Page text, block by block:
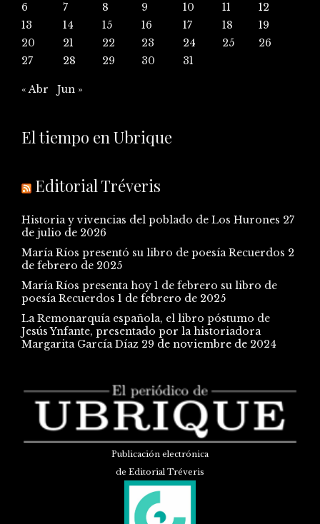
6
7 8 9 10 11
12
13
14 15 16 17 18
19
20
21 22 23 24 25
26
27
28 29 30 31
« Abr Jun »
El tiempo en Ubrique
Editorial Tréveris
Historia y vivencias del poblado de Los Hurones 27
de julio de 2026
María Ríos presentó su libro de poesía Recuerdos 2
de febrero de 2025
María Ríos presenta hoy 1 de febrero su libro de
poesía Recuerdos 1 de febrero de 2025
La Remonarquía española, el libro póstumo de
Jesús Ynfante, presentado por la historiadora
Margarita García Díaz 29 de noviembre de 2024
Publicación electrónica
de Editorial Tréveris